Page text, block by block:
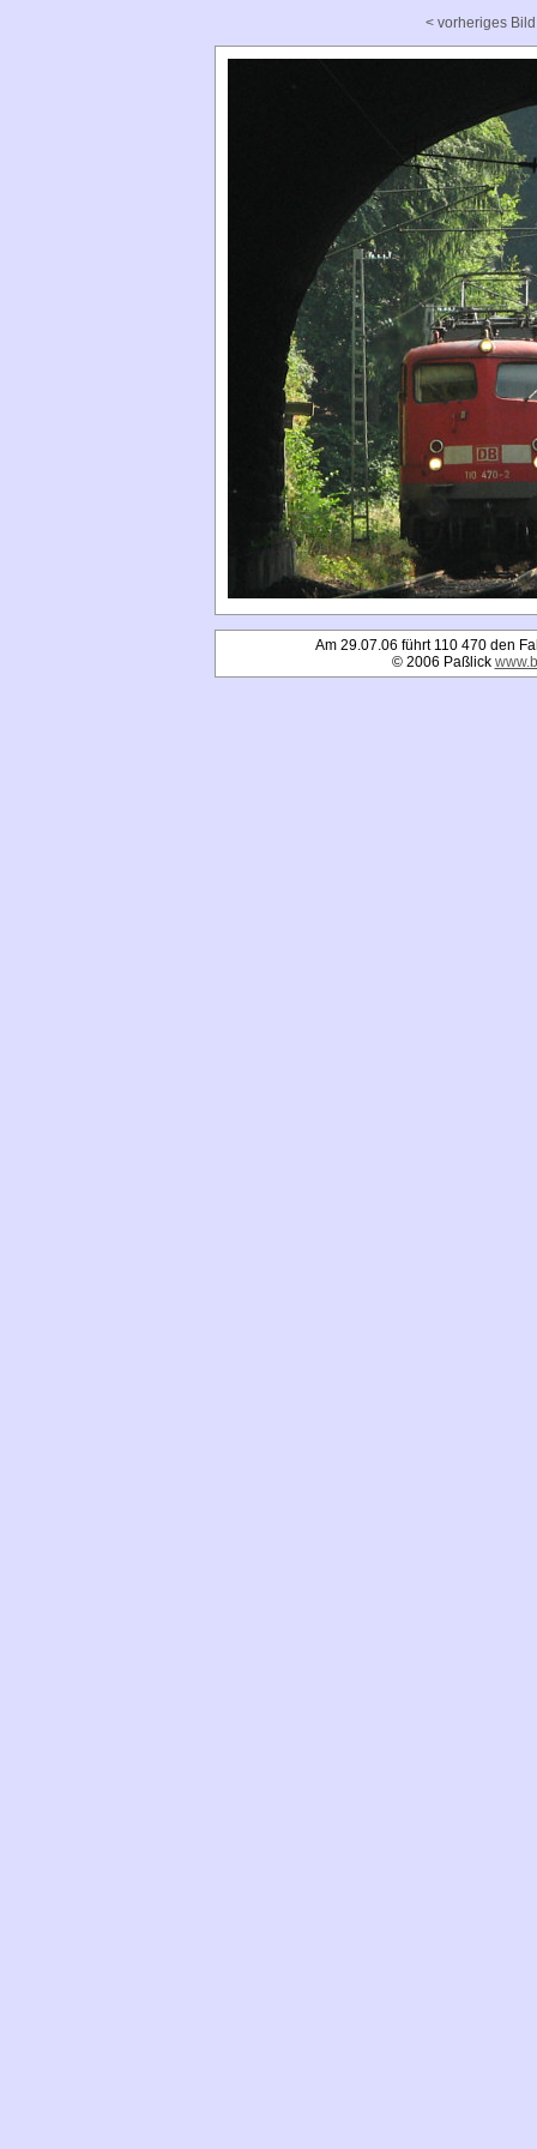
< vorheriges Bild
Am 29.07.06 führt 110 470 den
© 2006 Paßlick